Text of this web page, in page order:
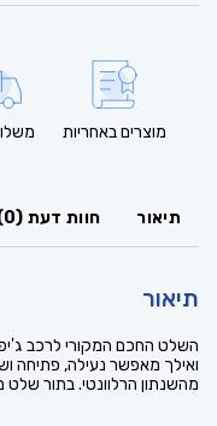
מוצרים באחריות
תיאור חוות דעת (0)
תיאור
ואילך מאפשר נעילה, פתיחה
מהשנתון הרלוונטי. בתור שלט